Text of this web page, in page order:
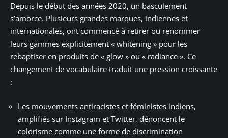
Depuis le début des années 2020, un basculement
s’amorce. Plusieurs grandes marques, indiennes et
internationales, ont commencé à retirer ou renommer
leurs gammes explicitement « whitening » pour les
rebaptiser en produits de « glow » ou « radiance ». Ce
changement de vocabulaire traduit une pression croissante
:
Les mouvements antiracistes et féministes indiens,
amplifiés sur Instagram et Twitter, dénoncent le
colorisme comme une forme de discrimination